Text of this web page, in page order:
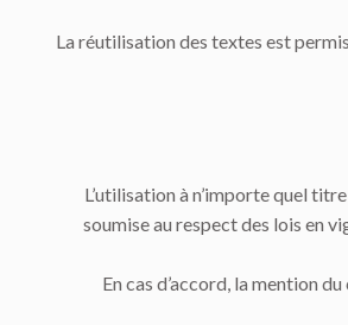
La réutilisation des textes est
L’utilisation à n’importe quel
soumise au respect des lois en
En cas d’accord, la mention